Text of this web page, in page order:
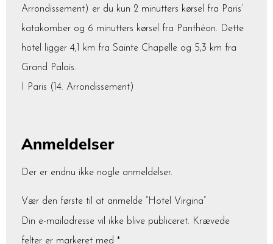
Arrondissement) er du kun 2 minutters kørsel fra Paris’
katakomber og 6 minutters kørsel fra Panthéon. Dette
hotel ligger 4,1 km fra Sainte Chapelle og 5,3 km fra
Grand Palais.
I Paris (14. Arrondissement)
Anmeldelser
Der er endnu ikke nogle anmeldelser.
Vær den første til at anmelde “Hotel Virgina”
Din e-mailadresse vil ikke blive publiceret. Krævede
felter er markeret med *